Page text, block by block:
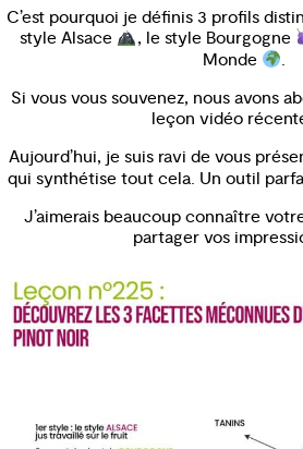
C’est pourquoi je définis 3 profils
style Alsace
, le style Bourgogne
Monde
.
Si vous vous souvenez, nous avons
leçon vidéo
Aujourd’hui, je suis ravi de vous
qui synthétise tout cela. Un outil
J’aimerais beaucoup connaître
partager vos